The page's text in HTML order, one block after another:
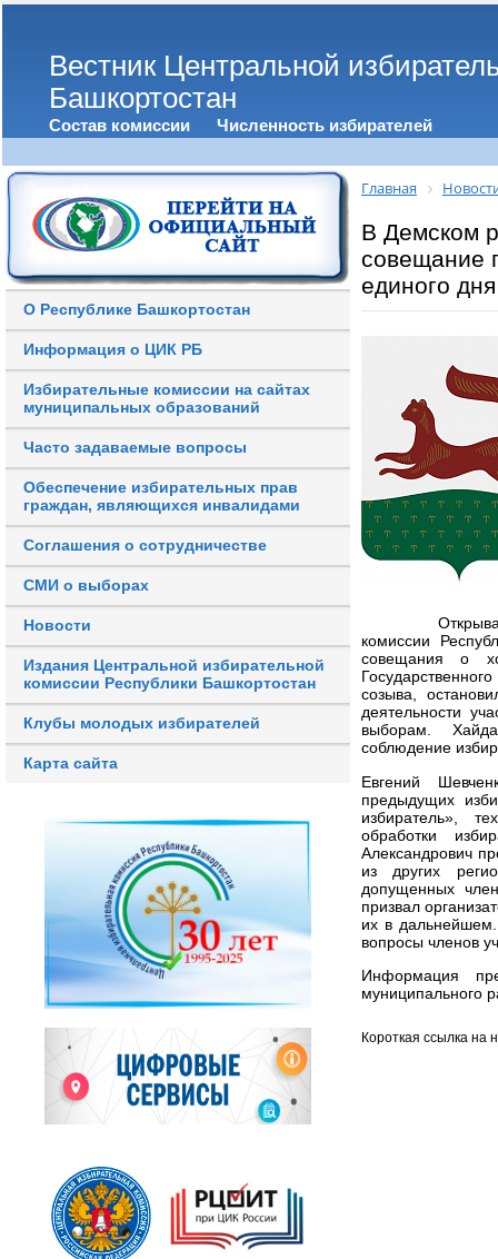
Вестник Центральной
Башкортостан
Состав комиссии Численность избирателей
О Республике Башкортостан
Информация о ЦИК РБ
Избирательные комиссии на сайтах
муниципальных образований
Часто задаваемые вопросы
Обеспечение избирательных прав
граждан, являющихся инвалидами
Соглашения о сотрудничестве
СМИ о выборах
Новости
Издания Центральной избирательной
комиссии Республики Башкортостан
Клубы молодых избирателей
Карта сайта
Главная
В Демском
совещание
единого
Открывая
комиссии
совещания о
созыва,
деятельности
выборам.
соблюдение
Евгений
предыдущих
избиратель»,
обработки
Александрович
из других
допущенных
призвал
их в дальнейшем.
вопросы членов
Информация
муниципального
Короткая ссылка на